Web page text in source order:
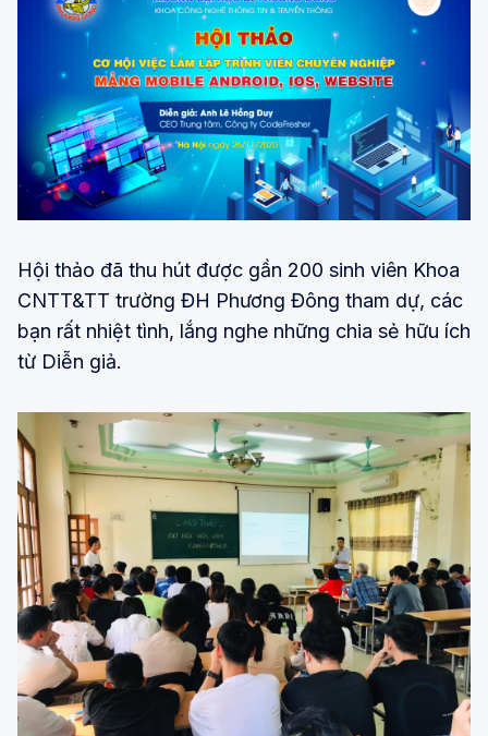
Hội thảo đã thu hút được gần 200 sinh viên Khoa
CNTT&TT trường ĐH Phương Đông tham dự, các
bạn rất nhiệt tình, lắng nghe những chia sẻ hữu ích
từ Diễn giả.